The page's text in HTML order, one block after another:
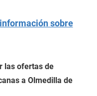
sobre
las ofertas de
a Olmedilla de